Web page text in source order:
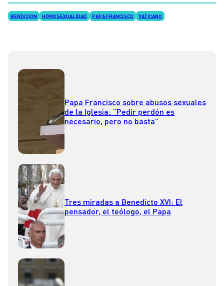
BENDICION HOMOSEXUALIDAD PAPA FRANCISCO VATICANO
Papa Francisco sobre abusos sexuales
de la Iglesia: “Pedir perdón es
necesario, pero no basta”
Tres miradas a Benedicto XVI: El
pensador, el teólogo, el Papa